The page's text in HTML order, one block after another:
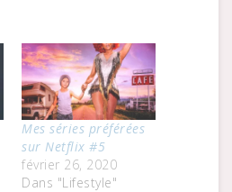
Mes séries préférées
sur Netflix #5
février 26, 2020
Dans "Lifestyle"